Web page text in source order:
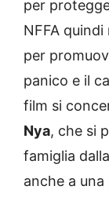
per
NFFA
per
panico e il
film si
Nya, che si
famiglia
anche a